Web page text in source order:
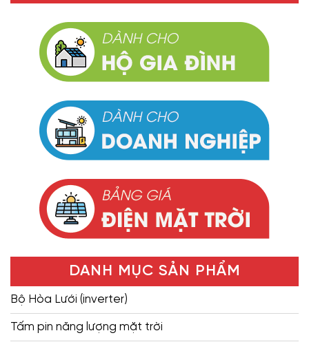
DANH MỤC SẢN PHẨM
Bộ Hòa Lưới (inverter)
Tấm pin năng lượng mặt trời